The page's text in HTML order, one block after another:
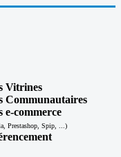
Vitrines
Communautaires
e-commerce
Prestashop, Spip, ...)